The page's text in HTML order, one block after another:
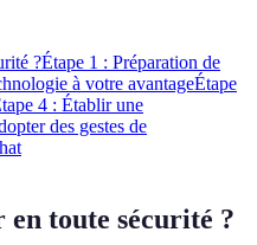
?Étape 1 : Préparation de
à votre avantageÉtape
4 : Établir une
des gestes de
en toute sécurité ?